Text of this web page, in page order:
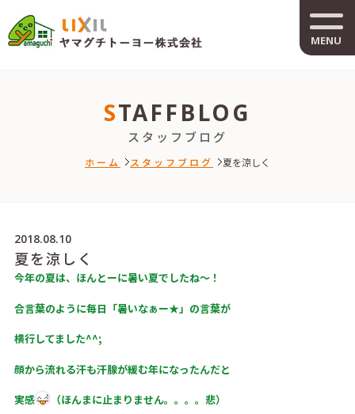
MENU
STAFFBLOG
スタッフブログ
ホーム スタッフブログ 夏を涼しく
2018.08.10
夏を涼しく
今年の夏は、ほんとーに暑い夏でしたね～！
合言葉のように毎日「暑いなぁー★」の言葉が
横行してました^^;
顔から流れる汗も汗腺が緩む年になったんだと
実感 （ほんまに止まりません。。。。悲）